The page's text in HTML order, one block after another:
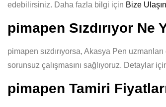
edebilirsiniz. Daha fazla bilgi için Bize Ulaşın
pimapen Sızdırıyor Ne
pimapen sızdırıyorsa, Akasya Pen
sorunsuz çalışmasını sağlıyoruz. Detaylar
pimapen Tamiri